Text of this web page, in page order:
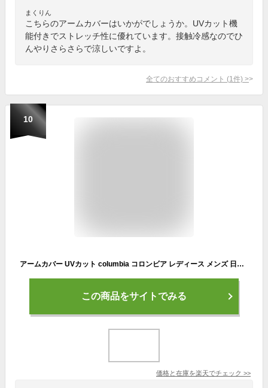
まくりん
こちらのアームカバーはいかがでしょうか。UVカット機
能付きでストレッチ性に優れています。接触冷感なのでひ
んやりさらさらで涼しいですよ。
全てのおすすめコメント (1 件) >
10
アームカバー UVカット columbia コロンビア レディース メンズ 日焼け止め 対策 UPF50 ひんやり 接触冷感 ロング CU1100 フリーザーゼロ アームスリーブ アウトドア 日よけ 暑さ対策 吸湿速乾 ゴルフ 登山 洗える ブランド おしゃれ テニス マラソン ランニング 運動会 通勤
この商品をサイトでみる
価格と在庫を楽天でチェック >>